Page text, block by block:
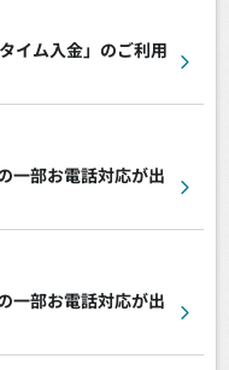
イム入金」のご利用
一部お電話対応が出
一部お電話対応が出